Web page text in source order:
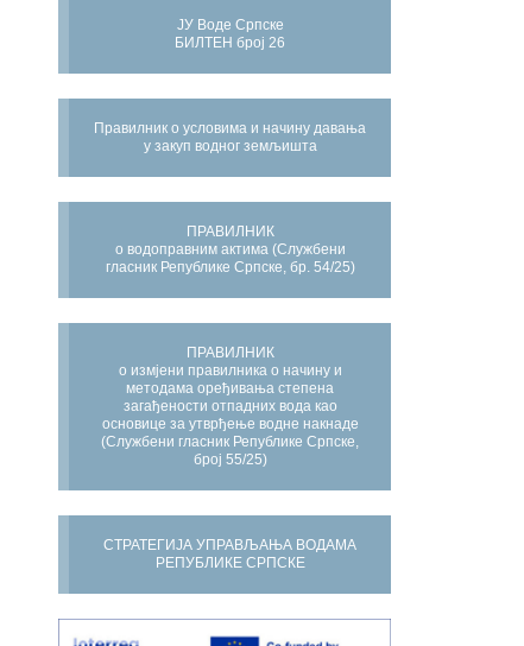
ЈУ Воде Српске
БИЛТЕН број 26
Правилник о условима и начину давања
у закуп водног земљишта
ПРАВИЛНИК
о водоправним актима (Службени
гласник Републике Српске, бр. 54/25)
ПРАВИЛНИК
о измјени правилника о начину и
методама оређивања степена
загађености отпадних вода као
основице за утврђење водне накнаде
(Службени гласник Републике Српске,
број 55/25)
СТРАТЕГИЈА УПРАВЉАЊА ВОДАМА
РЕПУБЛИКЕ СРПСКЕ